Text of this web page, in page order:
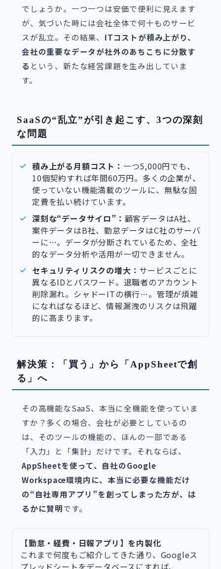
でしょうか。一つ一つは安価で便利に見えます
が、気づいた時には会社全体で何十ものサービ
スが乱立。その結果、 ITコストが積み上がり、
会社の重要なデータが社外のあちこちに分散す
る という、新たな経営課題を生み出していま
す。
SaaSの“乱立”が引き起こす、3つの深刻
な問題
積み上がる月額コスト： 一つ5,000円でも、
10個契約すれば年間60万円。多くの企業が、
使っていない機能満載のツールに、無駄な固
定費を払い続けています。
深刻な“データサイロ”： 顧客データはA社、
案件データはB社、勤怠データはC社のサーバ
ーに…。データが分断されているため、全社
的なデータ分析や活用が一切できません。
セキュリティリスクの増大： サービスごとに
異なるIDとパスワード。退職者のアカウント
削除漏れ。シャドーITの横行…。管理が煩雑
になればなるほど、情報漏洩のリスクは飛躍
的に高まります。
解決策：「買う」から「AppSheetで創
る」へ
その高機能なSaaS、本当に全機能を使っていま
すか？多くの場合、会社が必要としているの
は、そのツールの機能の、ほんの一部である
「入力」と「集計」だけです。それならば、
AppSheetを使って、自社のGoogle
Workspace環境内に、本当に必要な機能だけ
の“自社専用アプリ”を創ってしまった方が、は
るかに賢明です。
【勤怠・経費・日報アプリ】を内製化
これまで何度もご紹介してきた通り、Googleス
プレッドシートをデータベースにすれば、